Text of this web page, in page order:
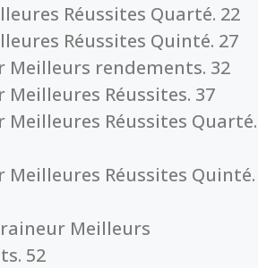
Réussites Quarté. 22
Réussites Quinté. 27
Meilleurs rendements. 32
Réussites. 37
Meilleures Réussites Quarté.
Meilleures Réussites Quinté.
Meilleurs
52